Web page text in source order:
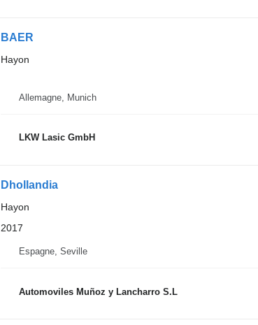
BAER
Hayon
Allemagne, Munich
LKW Lasic GmbH
Dhollandia
Hayon
2017
Espagne, Seville
Automoviles Muñoz y Lancharro S.L